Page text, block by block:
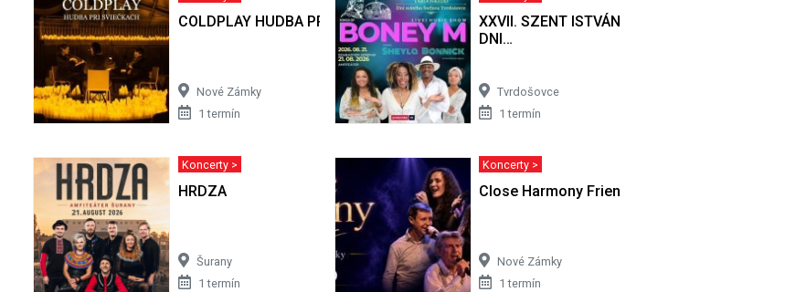
COLDPLAY HUDBA PRI SVIEČKACH
Nové Zámky
1 termín
XXVII. SZENT ISTVÁN NAPOK - XXVII.
DNI…
Tvrdošovce
1 termín
Koncerty >
HRDZA
Šurany
1 termín
Koncerty >
Close Harmony Friends | Nové Zámky
Nové Zámky
1 termín